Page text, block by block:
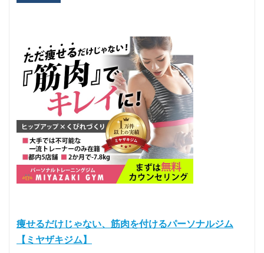
痩せるだけじゃない、筋肉を付けるパーソナルジム
【ミヤザキジム】